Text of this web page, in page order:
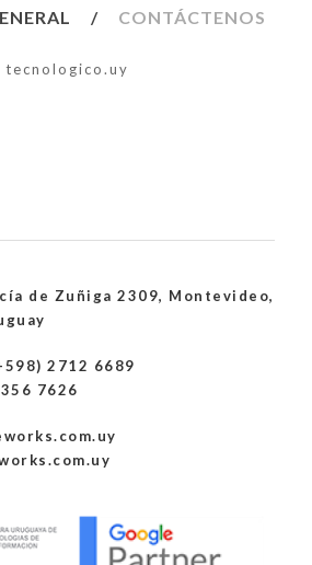
CONTÁCTENOS
tecnologico.uy
de Zuñiga 2309, Montevideo,
2712 6689
7626